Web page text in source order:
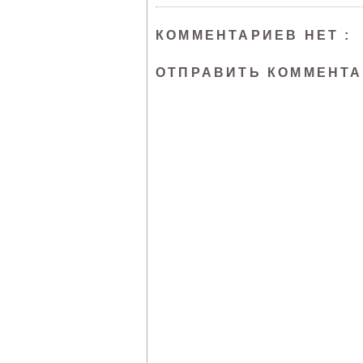
КОММЕНТАРИЕВ НЕТ :
ОТПРАВИТЬ